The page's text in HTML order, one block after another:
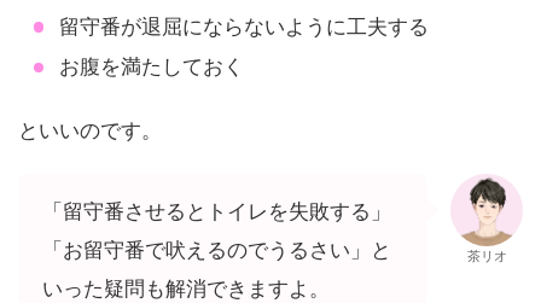
留守番が退屈にならないように工夫する
お腹を満たしておく
といいのです。
「留守番させるとトイレを失敗する」
「お留守番で吠えるのでうるさい」と
いった疑問も解消できますよ。
茶リオ